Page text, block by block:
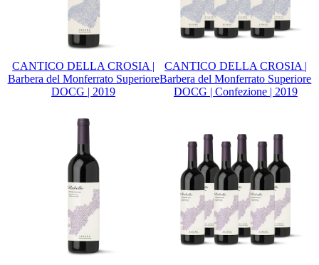
CANTICO DELLA CROSIA |
Barbera del Monferrato Superiore
DOCG | 2019
CANTICO DELLA CROSIA |
Barbera del Monferrato Superiore
DOCG | Confezione | 2019